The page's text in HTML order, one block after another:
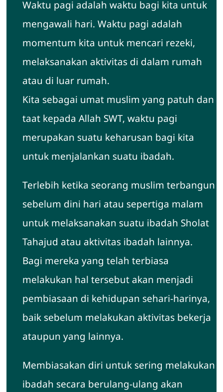
Hubungi Kami
Waktu pagi adalah waktu bagi kita untuk
mengawali hari. Waktu pagi adalah
momentum kita untuk mencari rezeki,
melaksanakan aktivitas di dalam rumah
atau di luar rumah.
Kita sebagai umat muslim yang patuh dan
taat kepada Allah SWT, waktu pagi
merupakan suatu keharusan bagi kita
untuk menjalankan suatu ibadah.
Terlebih ketika seorang muslim terbangun
sebelum dini hari atau sepertiga malam
untuk melaksanakan suatu ibadah Sholat
Tahajud atau aktivitas ibadah lainnya.
Bagi mereka yang telah terbiasa
melakukan hal tersebut akan menjadi
pembiasaan di kehidupan sehari-harinya,
baik sebelum melakukan aktivitas bekerja
ataupun yang lainnya.
Membiasakan diri untuk sering melakukan
ibadah secara berulang-ulang akan